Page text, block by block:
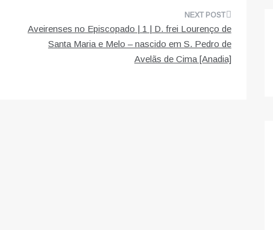
Aveirenses no Episcopado | 1 | D. frei Lourenço de
Santa Maria e Melo – nascido em S. Pedro de
Avelãs de Cima [Anadia]